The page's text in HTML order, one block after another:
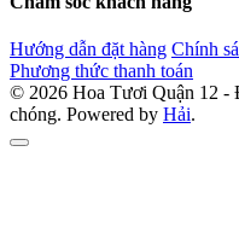
Hướng dẫn đặt hàng Chính
Phương thức thanh toán
© 2026 Hoa Tươi Quận 12 -
chóng. Powered by Hải.